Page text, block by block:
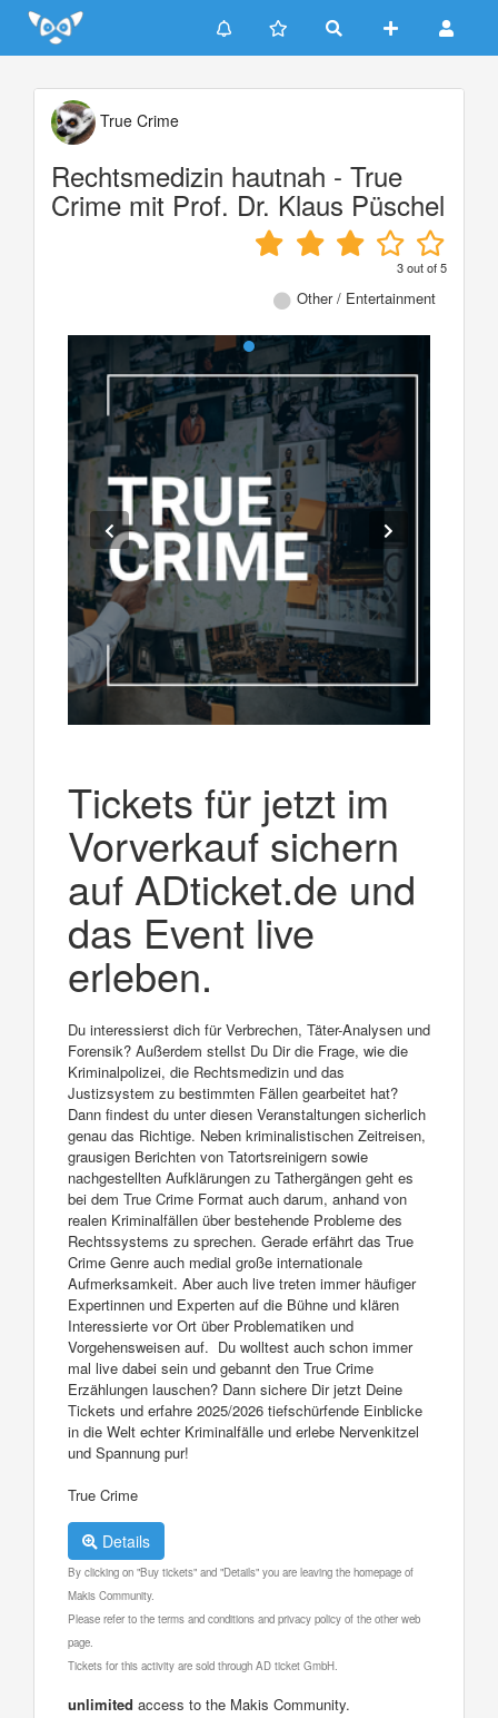
Update cookies preferences
True Crime
Rechtsmedizin hautnah - True
Crime mit Prof. Dr. Klaus Püschel
3out of5
Other / Entertainment
Tickets für jetzt im
Vorverkauf sichern
auf ADticket.de und
das Event live
erleben.
Du interessierst dich für Verbrechen, Täter-Analysen und
Forensik? Außerdem stellst Du Dir die Frage, wie die
Kriminalpolizei, die Rechtsmedizin und das
Justizsystem zu bestimmten Fällen gearbeitet hat?
Dann findest du unter diesen Veranstaltungen sicherlich
genau das Richtige. Neben kriminalistischen Zeitreisen,
grausigen Berichten von Tatortsreinigern sowie
nachgestellten Aufklärungen zu Tathergängen geht es
bei dem True Crime Format auch darum, anhand von
realen Kriminalfällen über bestehende Probleme des
Rechtssystems zu sprechen. Gerade erfährt das True
Crime Genre auch medial große internationale
Aufmerksamkeit. Aber auch live treten immer häufiger
Expertinnen und Experten auf die Bühne und klären
Interessierte vor Ort über Problematiken und
Vorgehensweisen auf. Du wolltest auch schon immer
mal live dabei sein und gebannt den True Crime
Erzählungen lauschen? Dann sichere Dir jetzt Deine
Tickets und erfahre 2025/2026 tiefschürfende Einblicke
in die Welt echter Kriminalfälle und erlebe Nervenkitzel
und Spannung pur!
True Crime
Details
By clicking on "Buy tickets" and "Details" you are leaving the homepage of
Makis Community.
Please refer to the terms and conditions and privacy policy of the other web
page.
Tickets for this activity are sold through AD ticket GmbH.
unlimited access to the Makis Community.